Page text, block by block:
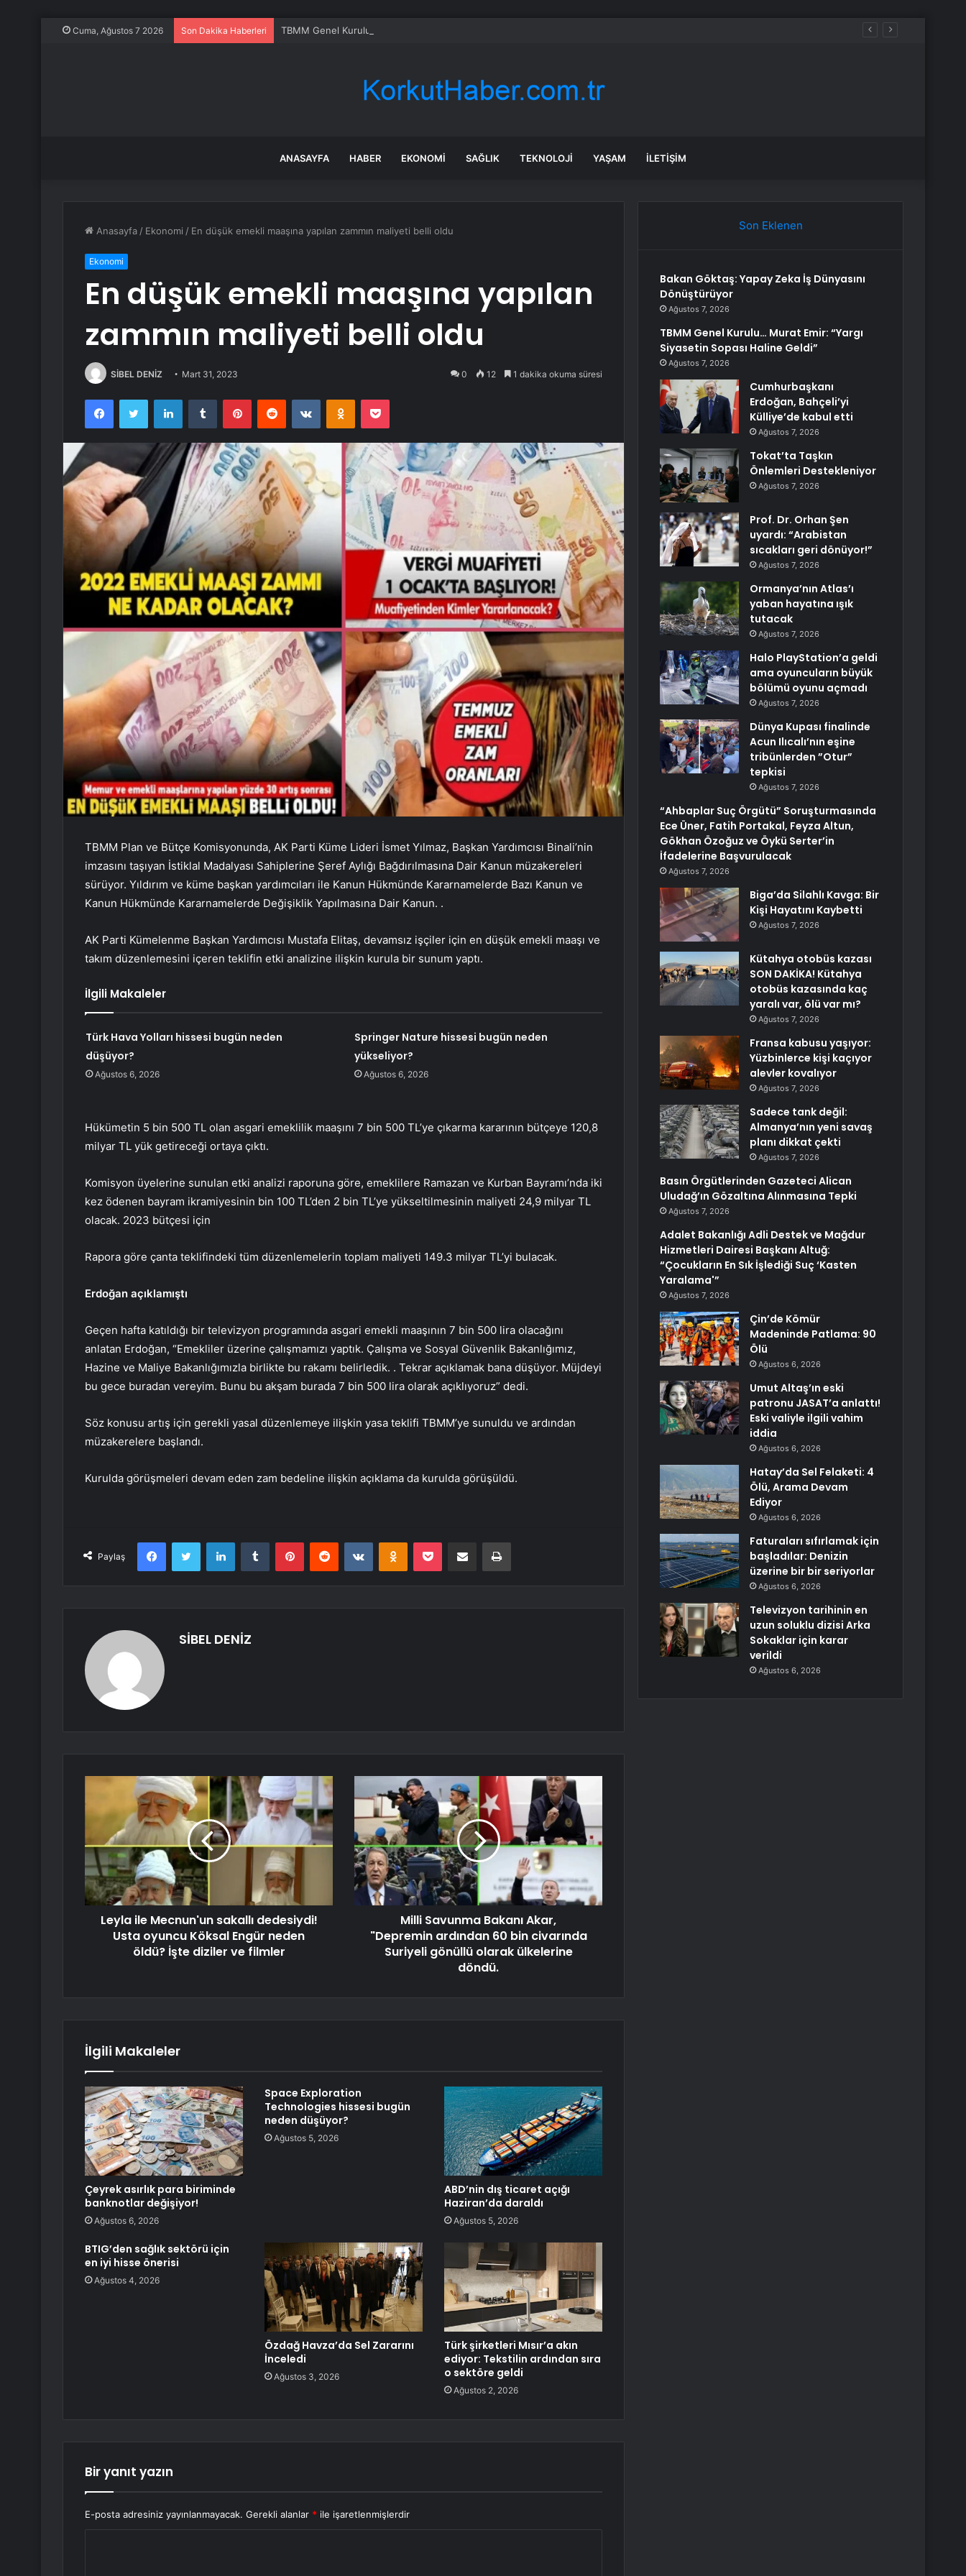
Cuma, Ağustos 7 2026 Son Dakika Haberleri TBMM Genel Kurulu… Murat Emir: “Yargı Siyasetin Sopası Haline Geldi”
ANASAYFA HABER EKONOMI SAĞLIK TEKNOLOJI YAŞAM İLETIŞIM
Anasayfa / Ekonomi / En düşük emekli maaşına yapılan zammın maliyeti belli oldu
Ekonomi
En düşük emekli maaşına yapılan
zammın maliyeti belli oldu
SİBEL DENİZ Mart 31, 2023 0 12 1 dakika okuma süresi
FacebookTwitter LinkedInTumblr PinterestReddit VKontakteOdnoklassniki
Pocket
TBMM Plan ve Bütçe Komisyonunda, AK Parti Küme Lideri İsmet Yılmaz, Başkan Yardımcısı Binali’nin
imzasını taşıyan İstiklal Madalyası Sahiplerine Şeref Aylığı Bağdırılmasına Dair Kanun müzakereleri
sürüyor. Yıldırım ve küme başkan yardımcıları ile Kanun Hükmünde Kararnamelerde Bazı Kanun ve
Kanun Hükmünde Kararnamelerde Değişiklik Yapılmasına Dair Kanun. .
AK Parti Kümelenme Başkan Yardımcısı Mustafa Elitaş, devamsız işçiler için en düşük emekli maaşı ve
takım düzenlemesini içeren teklifin etki analizine ilişkin kurula bir sunum yaptı.
İlgili Makaleler
Türk Hava Yolları hissesi bugün neden
düşüyor?
Ağustos 6, 2026
Springer Nature hissesi bugün neden
yükseliyor?
Ağustos 6, 2026
Hükümetin 5 bin 500 TL olan asgari emeklilik maaşını 7 bin 500 TL’ye çıkarma kararının bütçeye 120,8
milyar TL yük getireceği ortaya çıktı.
Komisyon üyelerine sunulan etki analizi raporuna göre, emeklilere Ramazan ve Kurban Bayramı’nda iki
kez ödenen bayram ikramiyesinin bin 100 TL’den 2 bin TL’ye yükseltilmesinin maliyeti 24,9 milyar TL
olacak. 2023 bütçesi için
Rapora göre çanta teklifindeki tüm düzenlemelerin toplam maliyeti 149.3 milyar TL’yi bulacak.
Erdoğan açıklamıştı
Geçen hafta katıldığı bir televizyon programında asgari emekli maaşının 7 bin 500 lira olacağını
anlatan Erdoğan, “Emekliler üzerine çalışmamızı yaptık. Çalışma ve Sosyal Güvenlik Bakanlığımız,
Hazine ve Maliye Bakanlığımızla birlikte bu rakamı belirledik. . Tekrar açıklamak bana düşüyor. Müjdeyi
bu gece buradan vereyim. Bunu bu akşam burada 7 bin 500 lira olarak açıklıyoruz” dedi.
Söz konusu artış için gerekli yasal düzenlemeye ilişkin yasa teklifi TBMM’ye sunuldu ve ardından
müzakerelere başlandı.
Kurulda görüşmeleri devam eden zam bedeline ilişkin açıklama da kurulda görüşüldü.
Paylaş
FacebookTwitter LinkedInTumblr PinterestReddit VKontakteOdnoklassniki
Pocket E-Posta ile paylaş Yazdır
SİBEL DENİZ
Leyla ile Mecnun'un sakallı dedesiydi!
Usta oyuncu Köksal Engür neden
öldü? İşte diziler ve filmler
Milli Savunma Bakanı Akar,
"Depremin ardından 60 bin civarında
Suriyeli gönüllü olarak ülkelerine
döndü.
İlgili Makaleler
Çeyrek asırlık para biriminde
banknotlar değişiyor!
Ağustos 6, 2026
Space Exploration
Technologies hissesi bugün
neden düşüyor?
Ağustos 5, 2026
ABD’nin dış ticaret açığı
Haziran’da daraldı
Ağustos 5, 2026
BTIG’den sağlık sektörü için
en iyi hisse önerisi
Ağustos 4, 2026
Özdağ Havza’da Sel Zararını
İnceledi
Ağustos 3, 2026
Türk şirketleri Mısır’a akın
ediyor: Tekstilin ardından sıra
o sektöre geldi
Ağustos 2, 2026
Bir yanıt yazın
E-posta adresiniz yayınlanmayacak. Gerekli alanlar * ile işaretlenmişlerdir
Son Eklenen
Bakan Göktaş: Yapay Zeka İş Dünyasını
Dönüştürüyor
Ağustos 7, 2026
TBMM Genel Kurulu… Murat Emir: “Yargı
Siyasetin Sopası Haline Geldi”
Ağustos 7, 2026
Cumhurbaşkanı
Erdoğan, Bahçeli’yi
Külliye’de kabul etti
Ağustos 7, 2026
Tokat’ta Taşkın
Önlemleri Destekleniyor
Ağustos 7, 2026
Prof. Dr. Orhan Şen
uyardı: “Arabistan
sıcakları geri dönüyor!”
Ağustos 7, 2026
Ormanya’nın Atlas’ı
yaban hayatına ışık
tutacak
Ağustos 7, 2026
Halo PlayStation’a geldi
ama oyuncuların büyük
bölümü oyunu açmadı
Ağustos 7, 2026
Dünya Kupası finalinde
Acun Ilıcalı’nın eşine
tribünlerden ”Otur”
tepkisi
Ağustos 7, 2026
“Ahbaplar Suç Örgütü” Soruşturmasında
Ece Üner, Fatih Portakal, Feyza Altun,
Gökhan Özoğuz ve Öykü Serter’in
İfadelerine Başvurulacak
Ağustos 7, 2026
Biga’da Silahlı Kavga: Bir
Kişi Hayatını Kaybetti
Ağustos 7, 2026
Kütahya otobüs kazası
SON DAKİKA! Kütahya
otobüs kazasında kaç
yaralı var, ölü var mı?
Ağustos 7, 2026
Fransa kabusu yaşıyor:
Yüzbinlerce kişi kaçıyor
alevler kovalıyor
Ağustos 7, 2026
Sadece tank değil:
Almanya’nın yeni savaş
planı dikkat çekti
Ağustos 7, 2026
Basın Örgütlerinden Gazeteci Alican
Uludağ’ın Gözaltına Alınmasına Tepki
Ağustos 7, 2026
Adalet Bakanlığı Adli Destek ve Mağdur
Hizmetleri Dairesi Başkanı Altuğ:
“Çocukların En Sık İşlediği Suç ‘Kasten
Yaralama'”
Ağustos 7, 2026
Çin’de Kömür
Madeninde Patlama: 90
Ölü
Ağustos 6, 2026
Umut Altaş’ın eski
patronu JASAT’a anlattı!
Eski valiyle ilgili vahim
iddia
Ağustos 6, 2026
Hatay’da Sel Felaketi: 4
Ölü, Arama Devam
Ediyor
Ağustos 6, 2026
Faturaları sıfırlamak için
başladılar: Denizin
üzerine bir bir seriyorlar
Ağustos 6, 2026
Televizyon tarihinin en
uzun soluklu dizisi Arka
Sokaklar için karar
verildi
Ağustos 6, 2026